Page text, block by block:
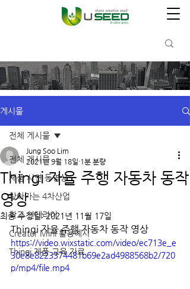
Blog
게시물
전체 게시물
제품 시연 동영상
찾아가는 4차산업
학교 인테리어
Creator Mini 활용예시
Thingi 제품 교육 자료
전체 게시물
Thingi 자율 주행 자동차 동작
영상
Jung Soo Lim
2021년 9월 18일 1분 분량
최종 수정일:2021년 11월 17일
Thingi 자율 주행 자동차 동작 영상
https://video.wixstatic.com/video/ec713e_e
30e8e8223374481b69e2ad4988568b2/720
p/mp4/file.mp4